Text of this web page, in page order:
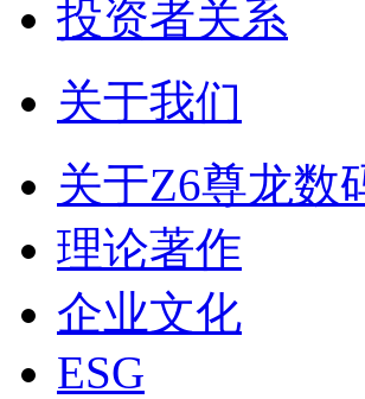
投资者关系
关于我们
关于Z6尊龙数
理论著作
企业文化
ESG